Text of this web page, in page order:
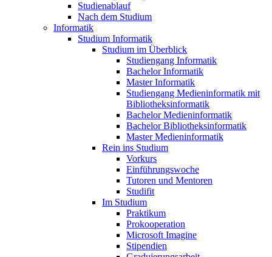
Studienablauf
Nach dem Studium
Informatik
Studium Informatik
Studium im Überblick
Studiengang Informatik
Bachelor Informatik
Master Informatik
Studiengang Medieninformatik mit
Bibliotheksinformatik
Bachelor Medieninformatik
Bachelor Bibliotheksinformatik
Master Medieninformatik
Rein ins Studium
Vorkurs
Einführungswoche
Tutoren und Mentoren
Studifit
Im Studium
Praktikum
Prokooperation
Microsoft Imagine
Stipendien